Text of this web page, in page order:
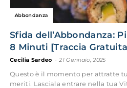
Abbondanza
Sfida dell’Abbondanza:
8 Minuti [Traccia
Cecilia Sardeo 21 Gennaio, 2025
Questo è il momento per attratte
meriti. Lasciala entrare nella tua